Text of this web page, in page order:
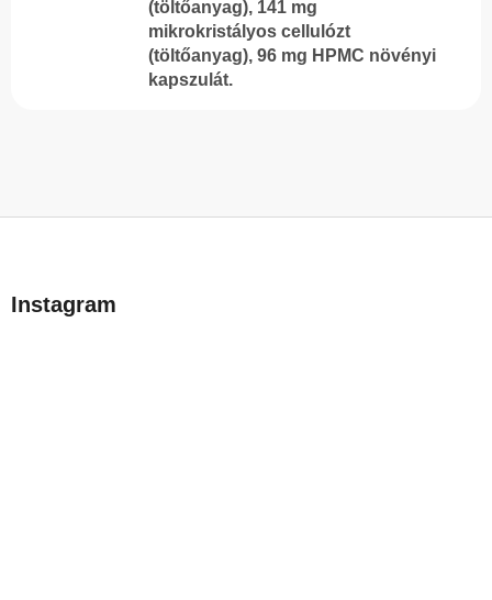
(töltőanyag), 141 mg
mikrokristályos cellulózt
(töltőanyag), 96 mg HPMC növényi
kapszulát.
Instagram